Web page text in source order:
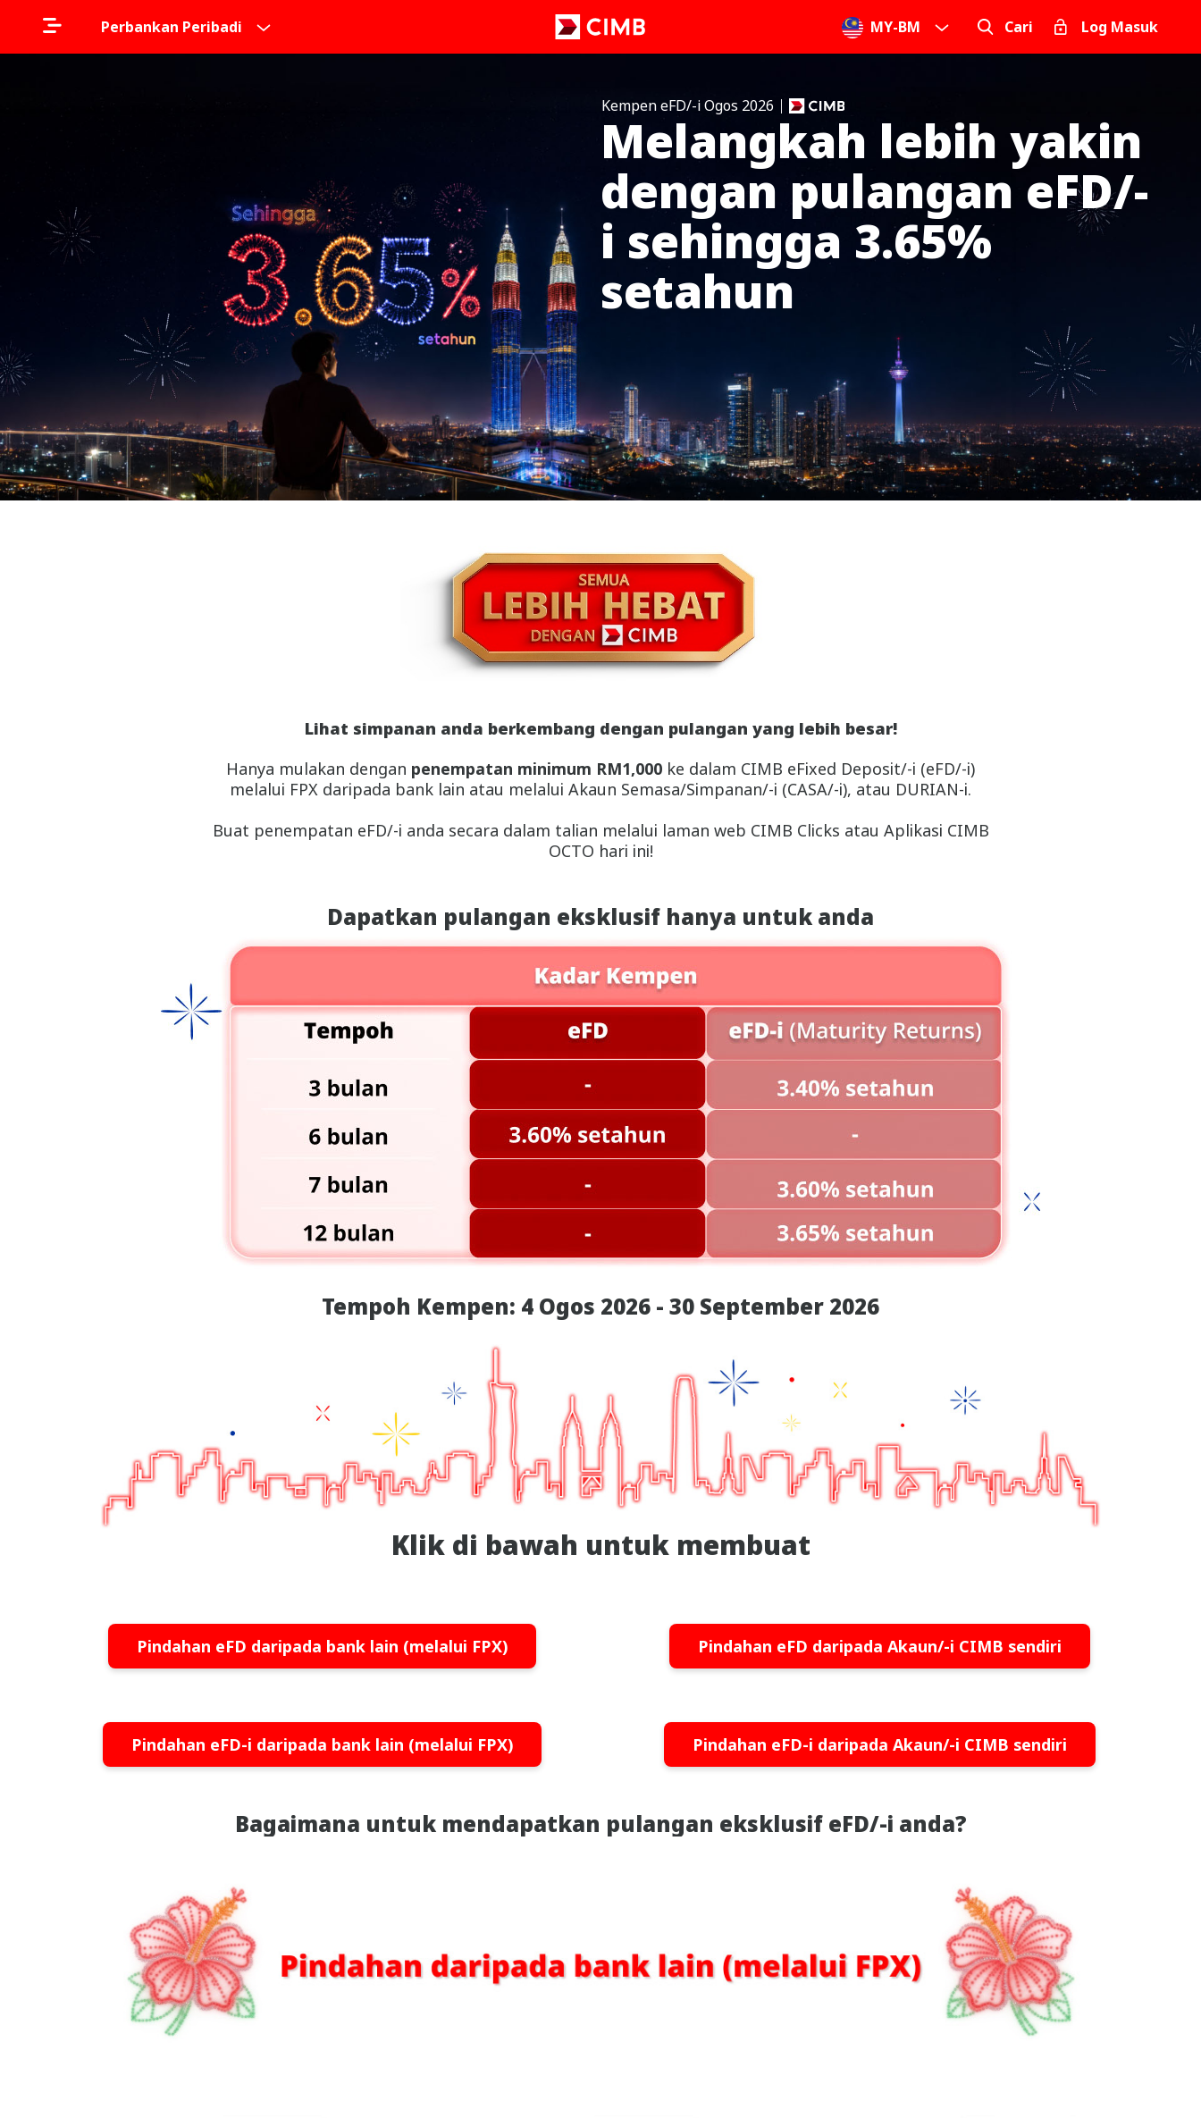
Perbankan Peribadi MY-BM Cari Log Masuk
Kempen eFD/-i Ogos 2026
Melangkah lebih yakin
dengan pulangan eFD/-
i sehingga 3.65%
setahun
Lihat simpanan anda berkembang dengan pulangan yang lebih besar!
Hanya mulakan dengan penempatan minimum RM1,000 ke dalam CIMB eFixed Deposit/-i (eFD/-i)
melalui FPX daripada bank lain atau melalui Akaun Semasa/Simpanan/-i (CASA/-i), atau DURIAN-i.
Buat penempatan eFD/-i anda secara dalam talian melalui laman web CIMB Clicks atau Aplikasi CIMB
OCTO hari ini!
Dapatkan pulangan eksklusif hanya untuk anda
Tempoh Kempen: 4 Ogos 2026 - 30 September 2026
Klik di bawah untuk membuat
Pindahan eFD daripada bank lain (melalui FPX) Pindahan eFD daripada Akaun/-i CIMB sendiri
Pindahan eFD-i daripada bank lain (melalui FPX) Pindahan eFD-i daripada Akaun/-i CIMB sendiri
Bagaimana untuk mendapatkan pulangan eksklusif eFD/-i anda?